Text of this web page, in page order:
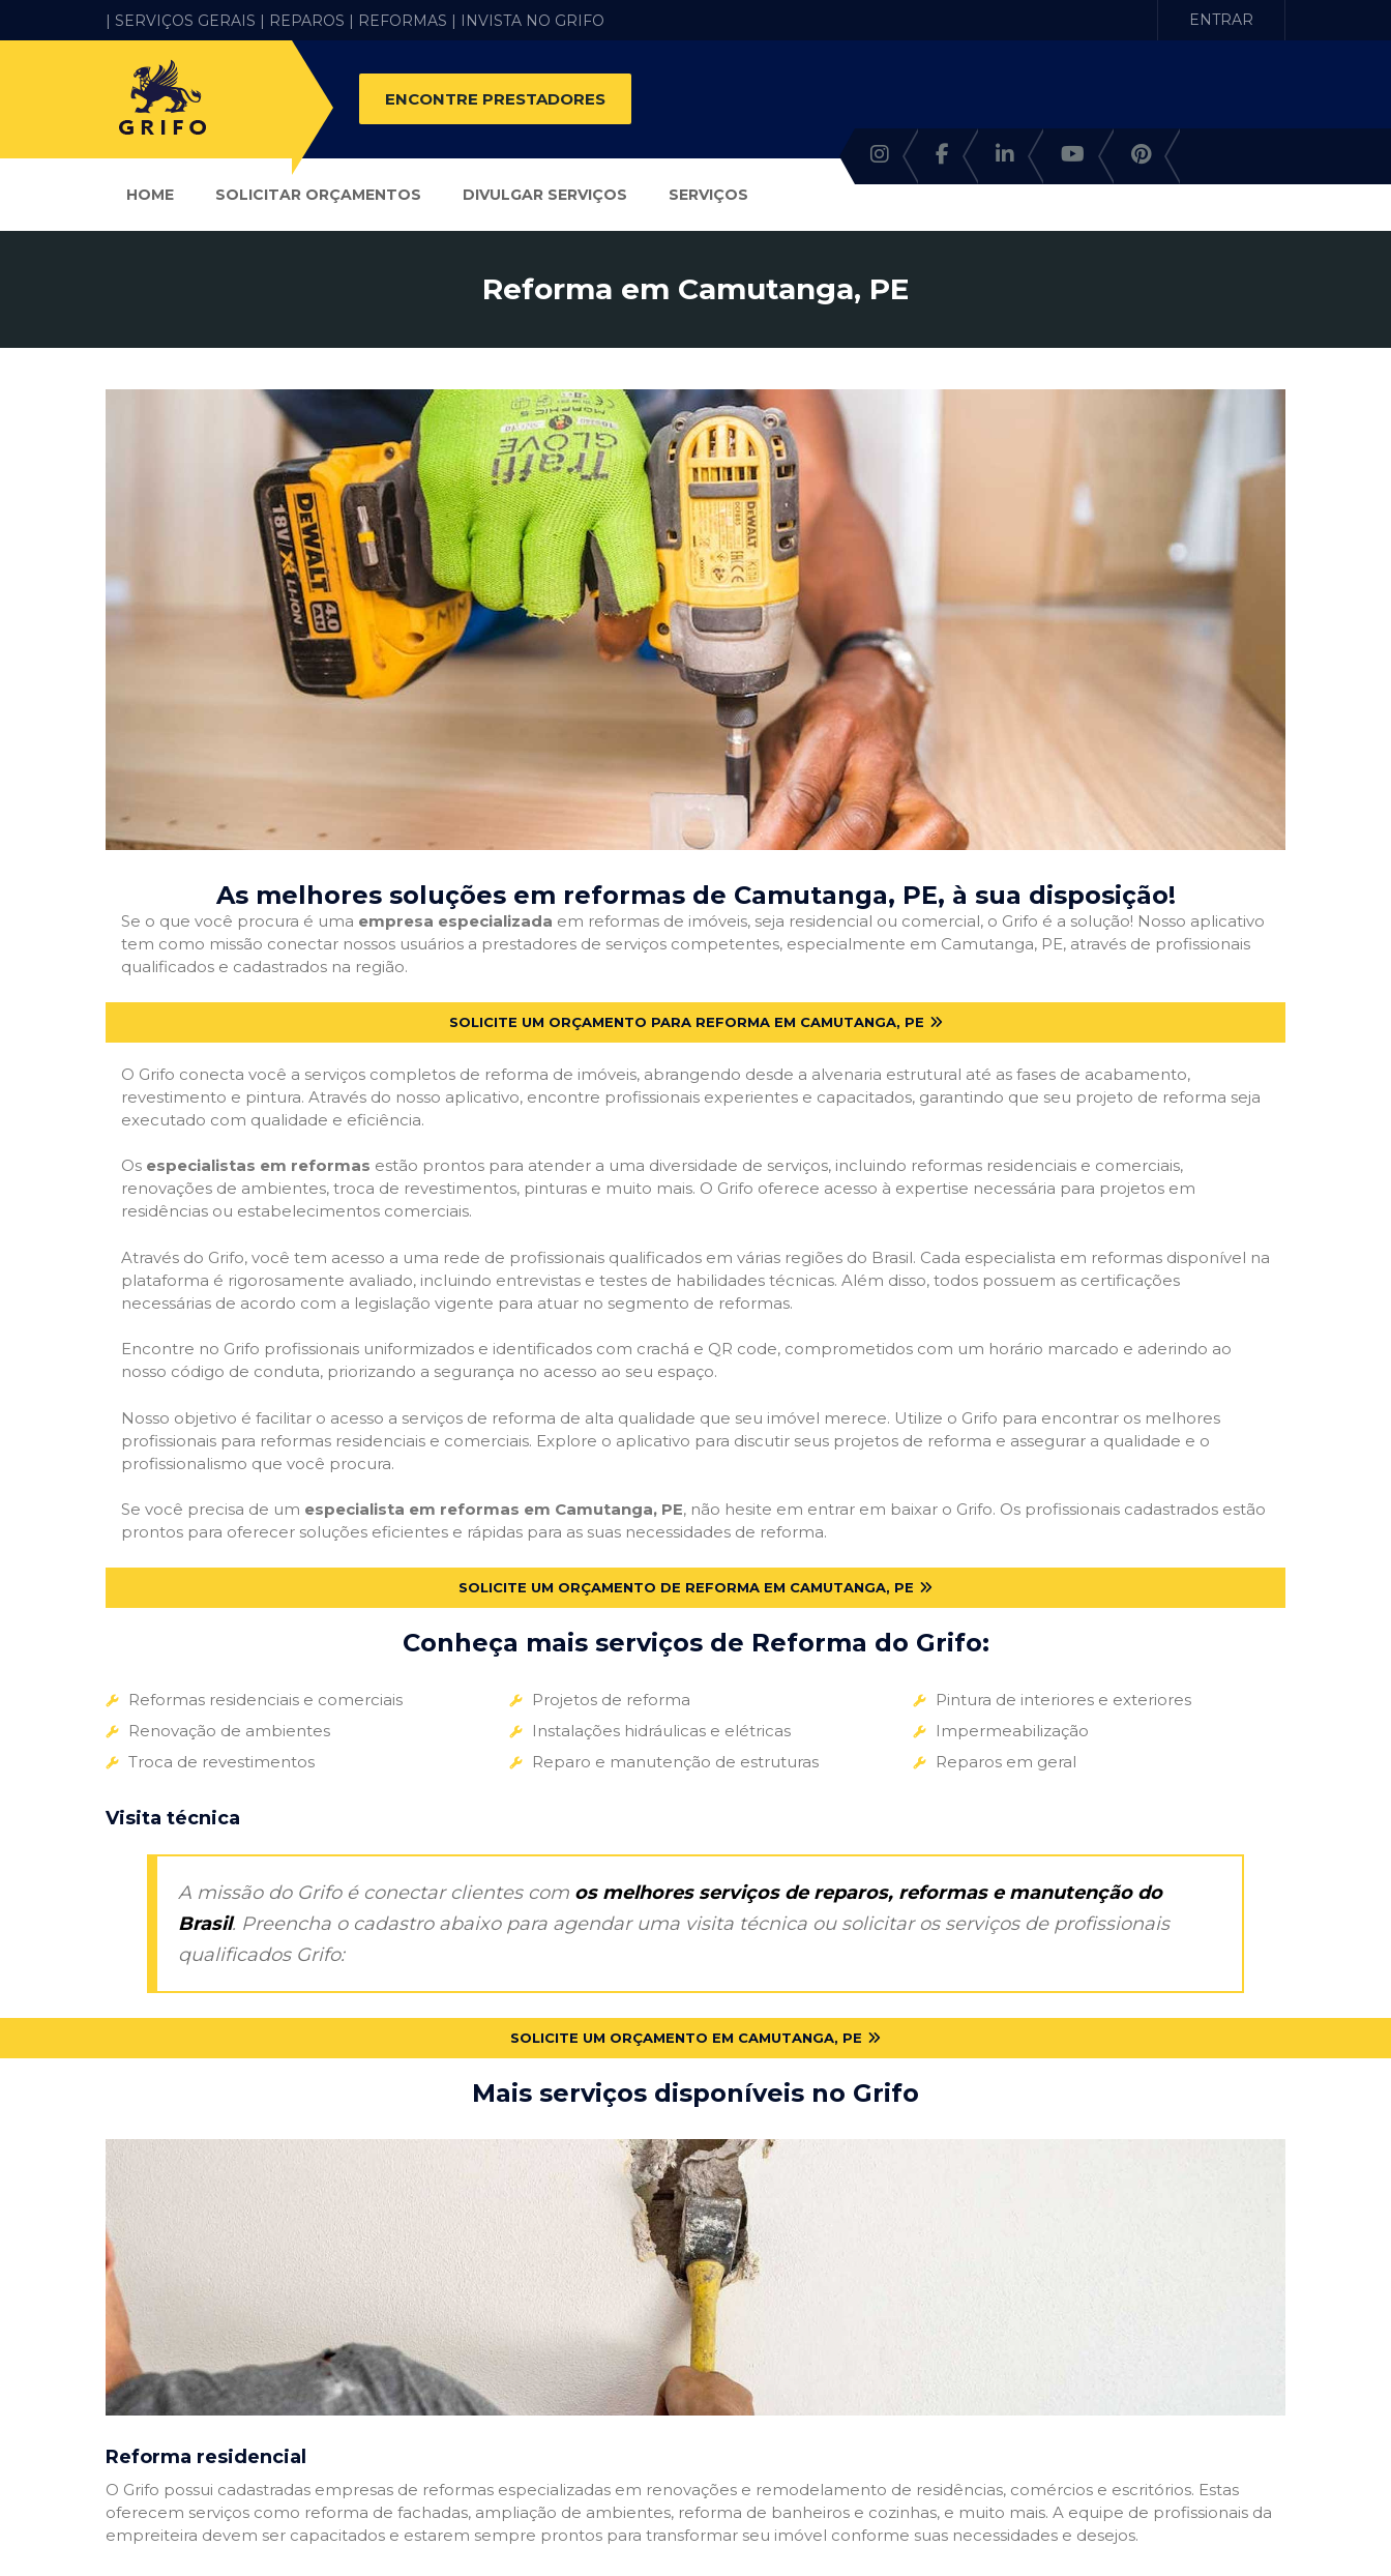
| SERVIÇOS GERAIS | REPAROS | REFORMAS | INVISTA NO GRIFO ENTRAR
ENCONTRE PRESTADORES
HOME SOLICITAR ORÇAMENTOS DIVULGAR SERVIÇOS SERVIÇOS
Reforma em Camutanga, PE
As melhores soluções em reformas de Camutanga, PE, à sua disposição!
Se o que você procura é uma empresa especializada em reformas de imóveis, seja residencial ou comercial, o Grifo é a solução! Nosso aplicativo
tem como missão conectar nossos usuários a prestadores de serviços competentes, especialmente em Camutanga, PE, através de profissionais
qualificados e cadastrados na região.
SOLICITE UM ORÇAMENTO PARA REFORMA EM CAMUTANGA, PE
O Grifo conecta você a serviços completos de reforma de imóveis, abrangendo desde a alvenaria estrutural até as fases de acabamento,
revestimento e pintura. Através do nosso aplicativo, encontre profissionais experientes e capacitados, garantindo que seu projeto de reforma seja
executado com qualidade e eficiência.
Os especialistas em reformas estão prontos para atender a uma diversidade de serviços, incluindo reformas residenciais e comerciais,
renovações de ambientes, troca de revestimentos, pinturas e muito mais. O Grifo oferece acesso à expertise necessária para projetos em
residências ou estabelecimentos comerciais.
Através do Grifo, você tem acesso a uma rede de profissionais qualificados em várias regiões do Brasil. Cada especialista em reformas disponível na
plataforma é rigorosamente avaliado, incluindo entrevistas e testes de habilidades técnicas. Além disso, todos possuem as certificações
necessárias de acordo com a legislação vigente para atuar no segmento de reformas.
Encontre no Grifo profissionais uniformizados e identificados com crachá e QR code, comprometidos com um horário marcado e aderindo ao
nosso código de conduta, priorizando a segurança no acesso ao seu espaço.
Nosso objetivo é facilitar o acesso a serviços de reforma de alta qualidade que seu imóvel merece. Utilize o Grifo para encontrar os melhores
profissionais para reformas residenciais e comerciais. Explore o aplicativo para discutir seus projetos de reforma e assegurar a qualidade e o
profissionalismo que você procura.
Se você precisa de um especialista em reformas em Camutanga, PE, não hesite em entrar em baixar o Grifo. Os profissionais cadastrados estão
prontos para oferecer soluções eficientes e rápidas para as suas necessidades de reforma.
SOLICITE UM ORÇAMENTO DE REFORMA EM CAMUTANGA, PE
Conheça mais serviços de Reforma do Grifo:
Reformas residenciais e comerciais
Renovação de ambientes
Troca de revestimentos
Projetos de reforma
Instalações hidráulicas e elétricas
Reparo e manutenção de estruturas
Pintura de interiores e exteriores
Impermeabilização
Reparos em geral
Visita técnica
A missão do Grifo é conectar clientes com os melhores serviços de reparos, reformas e manutenção do
Brasil. Preencha o cadastro abaixo para agendar uma visita técnica ou solicitar os serviços de profissionais
qualificados Grifo:
SOLICITE UM ORÇAMENTO EM CAMUTANGA, PE
Mais serviços disponíveis no Grifo
Reforma residencial
O Grifo possui cadastradas empresas de reformas especializadas em renovações e remodelamento de residências, comércios e escritórios. Estas
oferecem serviços como reforma de fachadas, ampliação de ambientes, reforma de banheiros e cozinhas, e muito mais. A equipe de profissionais da
empreiteira devem ser capacitados e estarem sempre prontos para transformar seu imóvel conforme suas necessidades e desejos.